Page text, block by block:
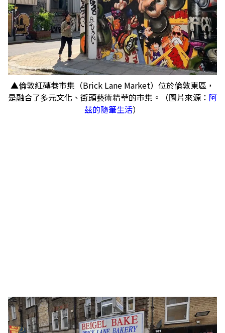
▲倫敦紅磚巷市集（Brick Lane Market）位於倫敦東區，
是融合了多元文化、街頭藝術精華的市集。（圖片來源： 阿
茲的隨筆生活）